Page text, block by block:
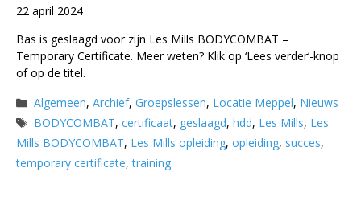
22 april 2024
Bas is geslaagd voor zijn Les Mills BODYCOMBAT –
Temporary Certificate. Meer weten? Klik op ‘Lees verder’-knop
of op de titel.
Categorieën
Algemeen,Archief,Groepslessen, Locatie Meppel, Nieuws
Tags
BODYCOMBAT,certificaat, geslaagd,hdd, Les Mills, Les
Mills BODYCOMBAT, Les Mills opleiding, opleiding, succes,
temporary certificate,training